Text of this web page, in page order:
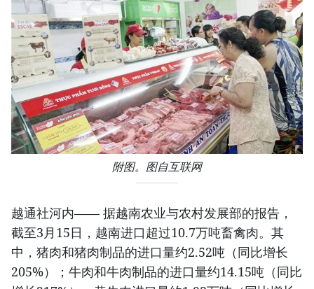
附图。图自互联网
越通社河内—— 据越南农业与农村发展部的报告，
截至3月15日，越南进口超过10.7万吨畜禽肉。其
中，猪肉和猪肉制品的进口量约2.52吨（同比增长
205%）；牛肉和牛肉制品的进口量约14.15吨（同比